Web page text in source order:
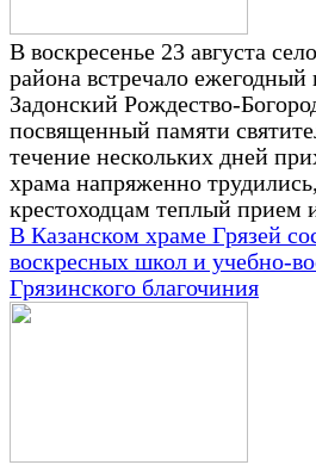
В воскресенье 23 августа
района встречало
Задонский Рождество-
посвященный памяти
течение нескольких дней
храма напряженно
крестоходцам теплый прием
В Казанском храме Грязей
воскресных школ и учебно-
Грязинского благочиния